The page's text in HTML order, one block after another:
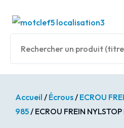
Accueil / Écrous/ ECROU
985/ ECROU FREIN